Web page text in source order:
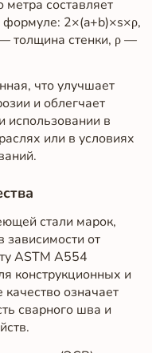
метра составляет
формуле: 2×(a+b)×s×ρ,
толщина стенки, ρ —
что улучшает
и облегчает
использовании в
или в условиях
стали марок,
от
ASTM A554
конструкционных и
означает
сварного шва и